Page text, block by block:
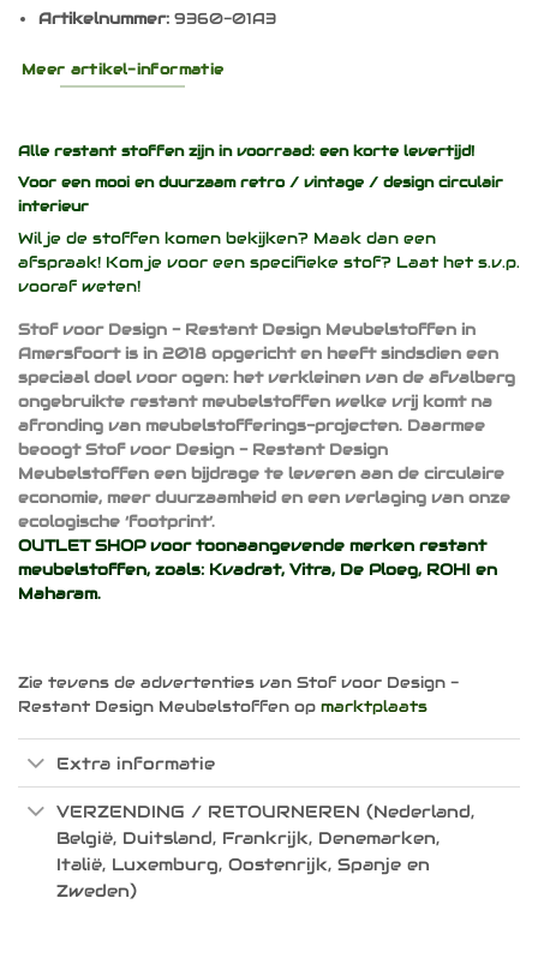
Artikelnummer:9360-01A3
Meer artikel-informatie
Alle restant stoffen zijn in voorraad: een korte levertijd!
Voor een mooi en duurzaam retro / vintage / design circulair
interieur
Wil je de stoffen komen bekijken? Maak dan een
afspraak! Kom je voor een specifieke stof? Laat het s.v.p.
vooraf weten!
Stof voor Design - Restant Design Meubelstoffen in
Amersfoort is in 2018 opgericht en heeft sindsdien een
speciaal doel voor ogen: het verkleinen van de afvalberg
ongebruikte restant meubelstoffen welke vrij komt na
afronding van meubelstofferings-projecten. Daarmee
beoogt Stof voor Design - Restant Design
Meubelstoffen een bijdrage te leveren aan de circulaire
economie, meer duurzaamheid en een verlaging van onze
ecologische ‘footprint’.
OUTLET SHOP voor toonaangevende merken restant
meubelstoffen, zoals: Kvadrat, Vitra, De Ploeg, ROHI en
Maharam.
Zie tevens de advertenties van Stof voor Design -
Restant Design Meubelstoffen op marktplaats
Extra informatie
VERZENDING / RETOURNEREN (Nederland,
België, Duitsland, Frankrijk, Denemarken,
Italië, Luxemburg, Oostenrijk, Spanje en
Zweden)